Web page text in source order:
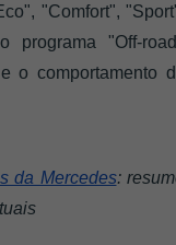
"Comfort",
programa "Off-
o comportamento
da Mercedes: